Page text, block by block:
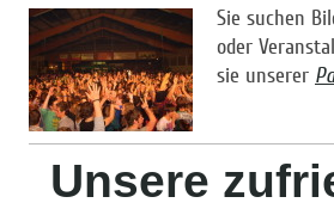
Sie suchen
oder
sie unserer
Unsere